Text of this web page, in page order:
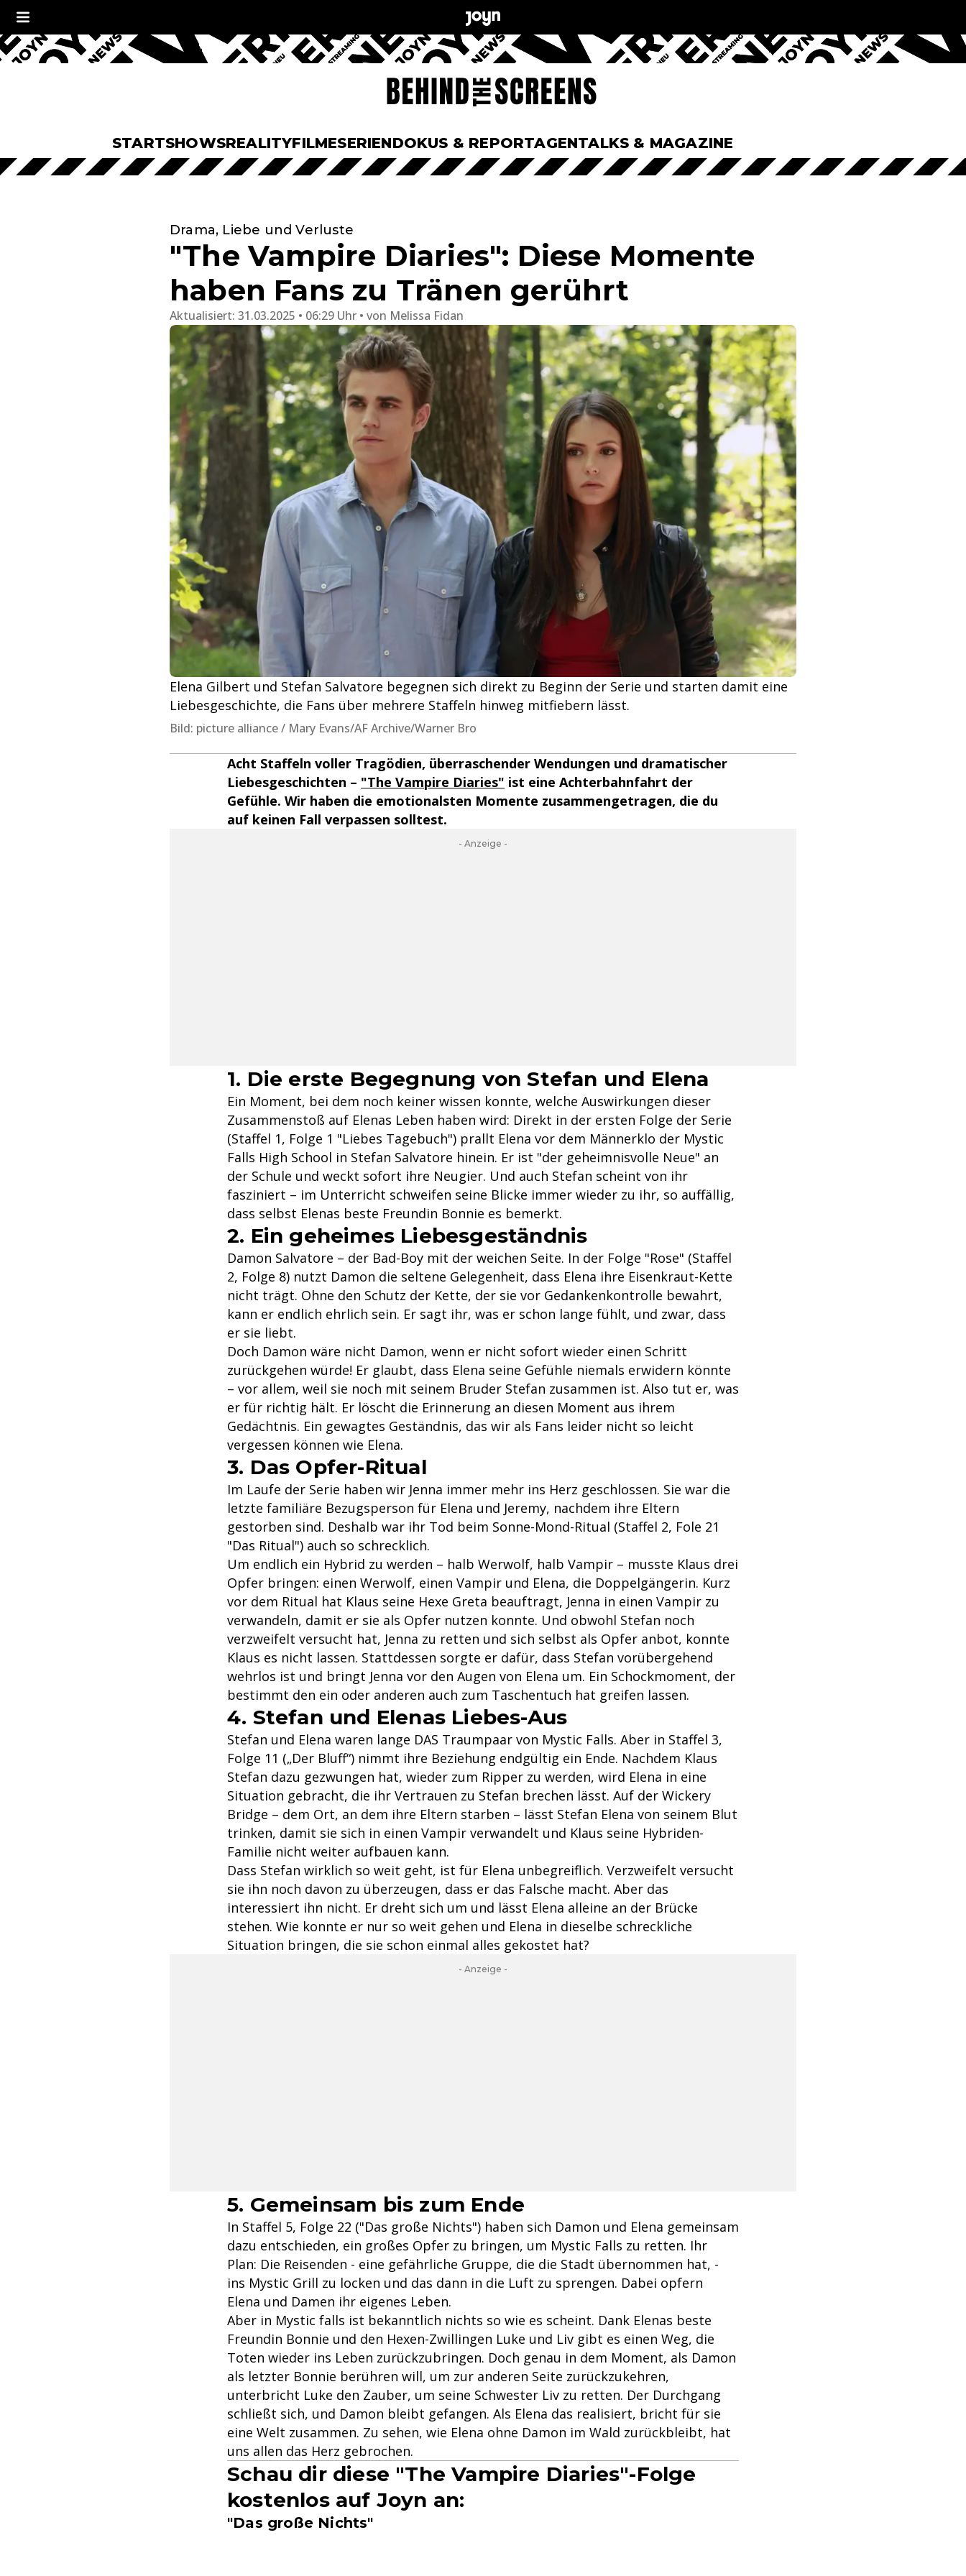
STARTSHOWSREALITYFILMESERIENDOKUS & REPORTAGENTALKS & MAGAZINE
Drama, Liebe und Verluste
"The Vampire Diaries": Diese Momente
haben Fans zu Tränen gerührt
Aktualisiert: 31.03.2025 • 06:29 Uhr von Melissa Fidan
Elena Gilbert und Stefan Salvatore begegnen sich direkt zu Beginn der Serie und starten damit eine
Liebesgeschichte, die Fans über mehrere Staffeln hinweg mitfiebern lässt.
Bild: picture alliance / Mary Evans/AF Archive/Warner Bro
Acht Staffeln voller Tragödien, überraschender Wendungen und dramatischer
Liebesgeschichten – "The Vampire Diaries" ist eine Achterbahnfahrt der
Gefühle. Wir haben die emotionalsten Momente zusammengetragen, die du
auf keinen Fall verpassen solltest.
- Anzeige -
1. Die erste Begegnung von Stefan und Elena
Ein Moment, bei dem noch keiner wissen konnte, welche Auswirkungen dieser
Zusammenstoß auf Elenas Leben haben wird: Direkt in der ersten Folge der Serie
(Staffel 1, Folge 1 "Liebes Tagebuch") prallt Elena vor dem Männerklo der Mystic
Falls High School in Stefan Salvatore hinein. Er ist "der geheimnisvolle Neue" an
der Schule und weckt sofort ihre Neugier. Und auch Stefan scheint von ihr
fasziniert – im Unterricht schweifen seine Blicke immer wieder zu ihr, so auffällig,
dass selbst Elenas beste Freundin Bonnie es bemerkt.
2. Ein geheimes Liebesgeständnis
Damon Salvatore – der Bad-Boy mit der weichen Seite. In der Folge "Rose" (Staffel
2, Folge 8) nutzt Damon die seltene Gelegenheit, dass Elena ihre Eisenkraut-Kette
nicht trägt. Ohne den Schutz der Kette, der sie vor Gedankenkontrolle bewahrt,
kann er endlich ehrlich sein. Er sagt ihr, was er schon lange fühlt, und zwar, dass
er sie liebt.
Doch Damon wäre nicht Damon, wenn er nicht sofort wieder einen Schritt
zurückgehen würde! Er glaubt, dass Elena seine Gefühle niemals erwidern könnte
– vor allem, weil sie noch mit seinem Bruder Stefan zusammen ist. Also tut er, was
er für richtig hält. Er löscht die Erinnerung an diesen Moment aus ihrem
Gedächtnis. Ein gewagtes Geständnis, das wir als Fans leider nicht so leicht
vergessen können wie Elena.
3. Das Opfer-Ritual
Im Laufe der Serie haben wir Jenna immer mehr ins Herz geschlossen. Sie war die
letzte familiäre Bezugsperson für Elena und Jeremy, nachdem ihre Eltern
gestorben sind. Deshalb war ihr Tod beim Sonne-Mond-Ritual (Staffel 2, Fole 21
"Das Ritual") auch so schrecklich.
Um endlich ein Hybrid zu werden – halb Werwolf, halb Vampir – musste Klaus drei
Opfer bringen: einen Werwolf, einen Vampir und Elena, die Doppelgängerin. Kurz
vor dem Ritual hat Klaus seine Hexe Greta beauftragt, Jenna in einen Vampir zu
verwandeln, damit er sie als Opfer nutzen konnte. Und obwohl Stefan noch
verzweifelt versucht hat, Jenna zu retten und sich selbst als Opfer anbot, konnte
Klaus es nicht lassen. Stattdessen sorgte er dafür, dass Stefan vorübergehend
wehrlos ist und bringt Jenna vor den Augen von Elena um. Ein Schockmoment, der
bestimmt den ein oder anderen auch zum Taschentuch hat greifen lassen.
4. Stefan und Elenas Liebes-Aus
Stefan und Elena waren lange DAS Traumpaar von Mystic Falls. Aber in Staffel 3,
Folge 11 („Der Bluff“) nimmt ihre Beziehung endgültig ein Ende. Nachdem Klaus
Stefan dazu gezwungen hat, wieder zum Ripper zu werden, wird Elena in eine
Situation gebracht, die ihr Vertrauen zu Stefan brechen lässt. Auf der Wickery
Bridge – dem Ort, an dem ihre Eltern starben – lässt Stefan Elena von seinem Blut
trinken, damit sie sich in einen Vampir verwandelt und Klaus seine Hybriden-
Familie nicht weiter aufbauen kann.
Dass Stefan wirklich so weit geht, ist für Elena unbegreiflich. Verzweifelt versucht
sie ihn noch davon zu überzeugen, dass er das Falsche macht. Aber das
interessiert ihn nicht. Er dreht sich um und lässt Elena alleine an der Brücke
stehen. Wie konnte er nur so weit gehen und Elena in dieselbe schreckliche
Situation bringen, die sie schon einmal alles gekostet hat?
- Anzeige -
5. Gemeinsam bis zum Ende
In Staffel 5, Folge 22 ("Das große Nichts") haben sich Damon und Elena gemeinsam
dazu entschieden, ein großes Opfer zu bringen, um Mystic Falls zu retten. Ihr
Plan: Die Reisenden - eine gefährliche Gruppe, die die Stadt übernommen hat, -
ins Mystic Grill zu locken und das dann in die Luft zu sprengen. Dabei opfern
Elena und Damen ihr eigenes Leben.
Aber in Mystic falls ist bekanntlich nichts so wie es scheint. Dank Elenas beste
Freundin Bonnie und den Hexen-Zwillingen Luke und Liv gibt es einen Weg, die
Toten wieder ins Leben zurückzubringen. Doch genau in dem Moment, als Damon
als letzter Bonnie berühren will, um zur anderen Seite zurückzukehren,
unterbricht Luke den Zauber, um seine Schwester Liv zu retten. Der Durchgang
schließt sich, und Damon bleibt gefangen. Als Elena das realisiert, bricht für sie
eine Welt zusammen. Zu sehen, wie Elena ohne Damon im Wald zurückbleibt, hat
uns allen das Herz gebrochen.
Schau dir diese "The Vampire Diaries"-Folge
kostenlos auf Joyn an:
"Das große Nichts"